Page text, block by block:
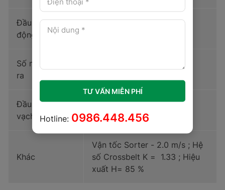
Đầu cấp tự
động
Số máng đầu
ra
Đầu đọc mã
vạch tự động
Khác
Vận tốc Sorter - 2.0 m/s ; Hệ
số Crossbelt K = 1.33 ; Hiệu
xuất H= 85 %
TƯ VẤN MIỄN PHÍ
Hotline: 0986.448.456